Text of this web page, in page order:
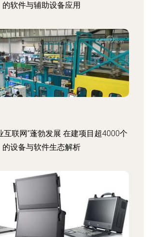
的软件与辅助设备应用
互联网”蓬勃发展 在建项目超4000个
的设备与软件生态解析